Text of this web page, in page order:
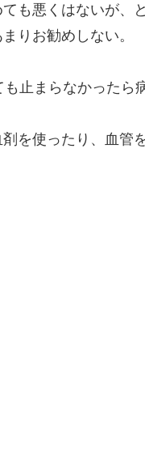
も悪くはないが、
りお勧めしない。
止まらなかったら
を使ったり、血管